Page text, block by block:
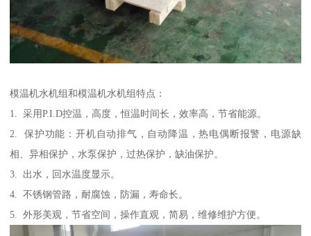
模温机水机组和模温机水机组特点：
1. 采用P.I.D控温，高度，恒温时间长，效率高，节省能源。
2. 保护功能：开机自动排气，自动降温，热电偶断报警，电源缺
相、异相保护，水泵保护，过热保护，缺油保护。
3. 出水，回水温度显示。
4. 不锈钢管路，耐腐蚀，防漏，寿命长。
5. 外形美观，节省空间，操作直观，简易，维修维护方便。